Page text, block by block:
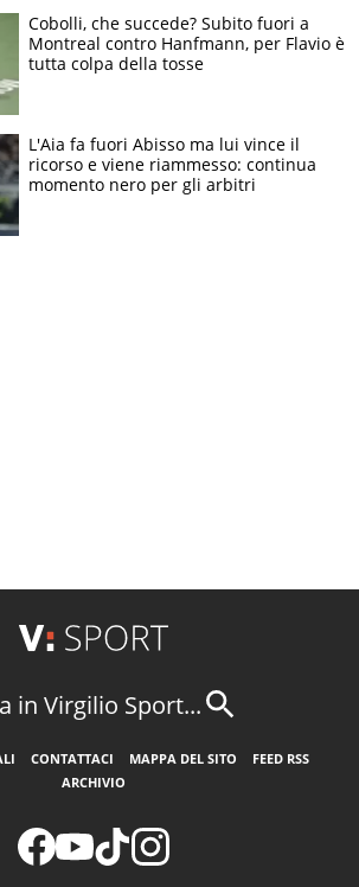
Cobolli, che succede? Subito fuori a
Montreal contro Hanfmann, per Flavio è
tutta colpa della tosse
L'Aia fa fuori Abisso ma lui vince il
ricorso e viene riammesso: continua
momento nero per gli arbitri
in Virgilio Sport...
CONTATTACI MAPPA DEL SITO
FEED RSS
ARCHIVIO